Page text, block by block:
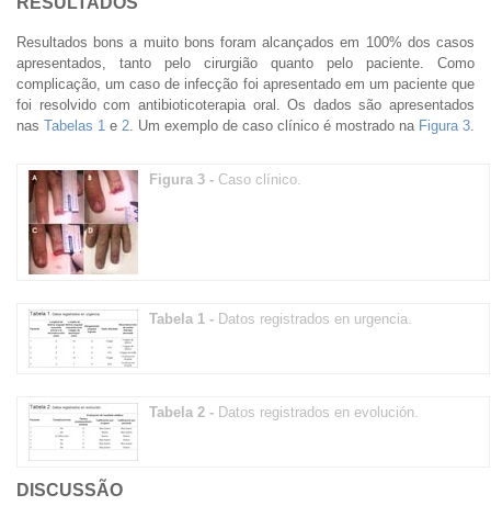
Resultados bons a muito bons foram alcançados em 100% dos casos
apresentados, tanto pelo cirurgião quanto pelo paciente. Como
complicação, um caso de infecção foi apresentado em um paciente que
foi resolvido com antibioticoterapia oral. Os dados são apresentados
nas Tabelas 1 e 2 . Um exemplo de caso clínico é mostrado na Figura 3
Figura 3 - Caso clínico.
Tabela 1 - Datos registrados en urgencia.
Tabela 2 - Datos registrados en evolución.
DISCUSSÃO